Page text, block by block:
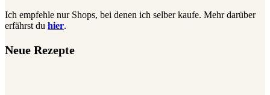
Ich empfehle nur Shops, bei denen ich selber kaufe. Mehr darüber
erfährst du hier.
Neue Rezepte